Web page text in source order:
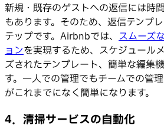
新規・既存のゲストへの返信には時
もあります。そのため、返信テンプ
テップです。Airbnbでは、 スムーズ
ョンを実現するため、スケジュール
ズされたテンプレート、簡単な編集
す。一人での管理でもチームでの管
がこれまでになく簡単になります。
4． 清掃サービスの自動化